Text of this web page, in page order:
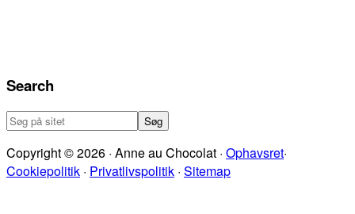
Search
Søg
på
sitet
Copyright © 2026 · Anne au Chocolat · Ophavsret·
Cookiepolitik · Privatlivspolitik · Sitemap